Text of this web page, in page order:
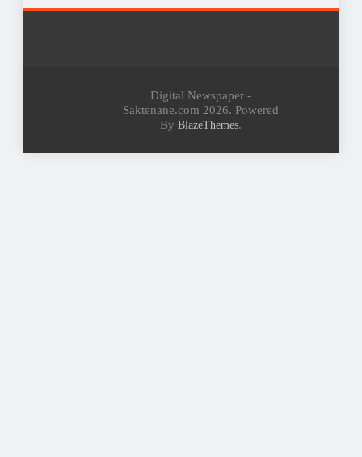
Digital Newspaper -
Saktenane.com 2026. Powered
By BlazeThemes.